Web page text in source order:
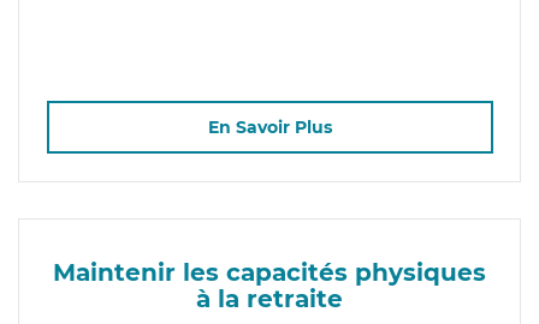
En Savoir Plus
Maintenir les capacités physiques
à la retraite